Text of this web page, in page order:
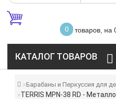
0 товаров, на
КАТАЛОГ ТОВАРОВ
Барабаны и Перкуссия для
TERRIS MPN-38 RD -